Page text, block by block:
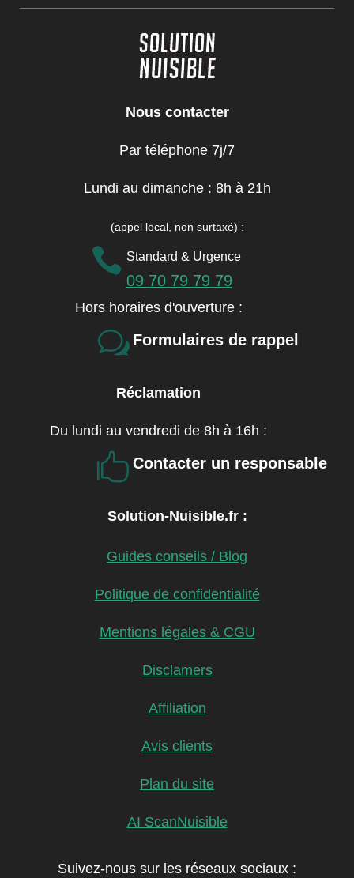
Nous contacter
Par téléphone 7j/7
Lundi au dimanche : 8h à 21h
(appel local, non surtaxé) :
 Standard & Urgence
09 70 79 79 79
Hors horaires d'ouverture :
w Formulaires de rappel
Réclamation
Du lundi au vendredi de 8h à 16h :
 Contacter un responsable
Solution-Nuisible.fr :
Guides conseils / Blog
Politique de confidentialité
Mentions légales & CGU
Disclamers
Affiliation
Avis clients
Plan du site
AI ScanNuisible
Suivez-nous sur les réseaux sociaux :